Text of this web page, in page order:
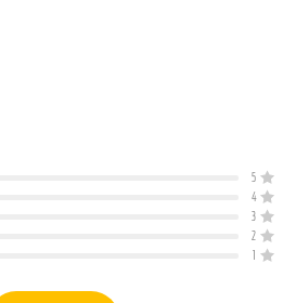
5
4
3
2